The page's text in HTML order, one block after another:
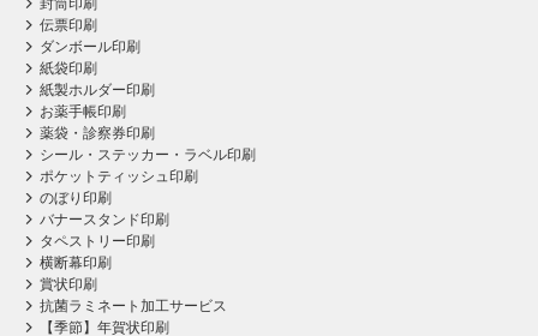
封筒印刷
伝票印刷
ダンボール印刷
紙袋印刷
紙製ホルダー印刷
お薬手帳印刷
薬袋・診察券印刷
シール・ステッカー・ラベル印刷
ポケットティッシュ印刷
のぼり印刷
バナースタンド印刷
タペストリー印刷
横断幕印刷
賞状印刷
抗菌ラミネート加工サービス
【季節】年賀状印刷